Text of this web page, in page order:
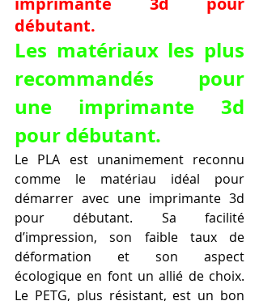
débutant.
Les matériaux les plus
recommandés pour
une imprimante 3d
pour débutant.
Le PLA est unanimement reconnu
comme le matériau idéal pour
démarrer avec une imprimante 3d
pour débutant. Sa facilité
d’impression, son faible taux de
déformation et son aspect
écologique en font un allié de choix.
Le PETG, plus résistant, est un bon